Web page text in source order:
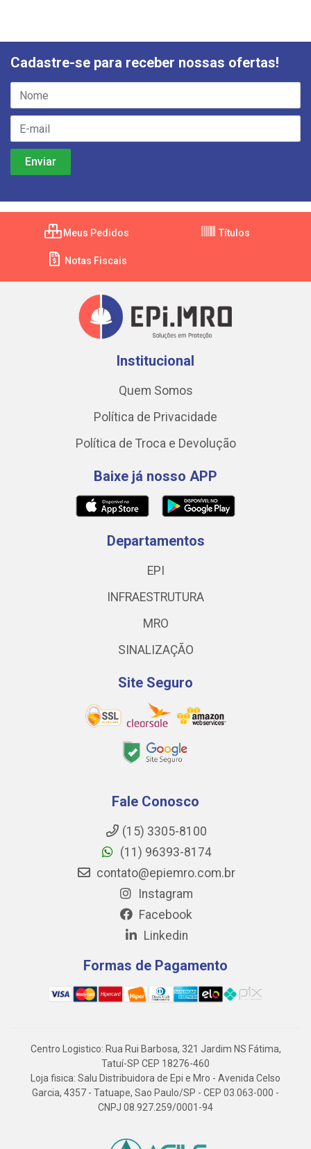
Cadastre-se para receber nossas ofertas!
Meus Pedidos Títulos
Notas Fiscais
Institucional
Quem Somos
Política de Privacidade
Política de Troca e Devolução
Baixe já nosso APP
Departamentos
EPI
INFRAESTRUTURA
MRO
SINALIZAÇÃO
Site Seguro
Fale Conosco
(15) 3305-8100
(11) 96393-8174
contato@epiemro.com.br
Instagram
Facebook
Linkedin
Formas de Pagamento
Centro Logistico: Rua Rui Barbosa, 321 Jardim NS Fátima,
Tatuí-SP CEP 18276-460
Loja fisica: Salu Distribuidora de Epi e Mro - Avenida Celso
Garcia, 4357 - Tatuape, Sao Paulo/SP - CEP 03.063-000 -
CNPJ 08.927.259/0001-94